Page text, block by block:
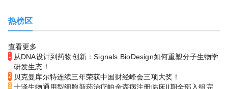
热榜区
查看更多
1 从DNA设计到药物创新：Signals BioDesign如何重塑分子生物学
研发生态！
2 贝克曼库尔特连续三年荣获中国财经峰会三项大奖！
3 士泽生物通用型细胞新药治疗帕金森病注册临床II期全部入组完